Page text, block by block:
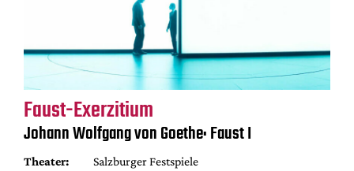
Faust-Exerzitium
Johann Wolfgang von Goethe: Faust I
Theater:
Salzburger Festspiele